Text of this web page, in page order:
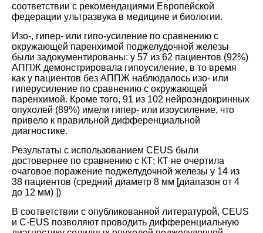
соответствии с рекомендациями Европейской
федерации ультразвука в медицине и биологии.
Изо-, гипер- или гипо-усиление по сравнению с
окружающей паренхимой поджелудочной железы
были задокументированы: у 57 из 62 пациентов (92%)
АППЖ демонстрировала гипоусиление, в то время
как у пациентов без АППЖ наблюдалось изо- или
гиперусиление по сравнению с окружающей
паренхимой. Кроме того, 91 из 102 нейроэндокринных
опухолей (89%) имели гипер- или изоусиление, что
привело к правильной дифференциальной
диагностике.
Результаты с использованием CEUS были
достовернее по сравнению с КТ; КТ не очертила
очаговое поражение поджелудочной железы у 14 из
38 пациентов (средний диаметр 8 мм [диапазон от 4
до 12 мм) ])
В соответствии с опубликованной литературой, CEUS
и C-EUS позволяют проводить дифференциальную